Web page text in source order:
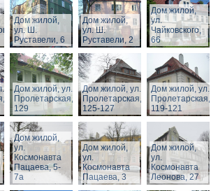
Дом жилой,
ул. Ш.
Руставели, 6
Дом жилой,
ул. Ш.
Руставели, 2
Дом жилой,
ул.
Чайковского,
66
Дом жилой, ул.
Пролетарская,
129
Дом жилой, ул.
Пролетарская,
125-127
Дом жилой, ул.
Пролетарская,
119-121
Дом жилой,
ул.
Космонавта
Пацаева, 5-
7а
Дом жилой,
ул.
Космонавта
Пацаева, 3
Дом жилой,
ул.
Космонавта
Леонова, 27